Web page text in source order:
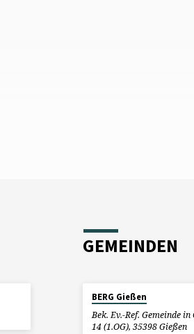
GEMEINDEN
BERG Gießen
Bek. Ev.-Ref. Gemeinde
14 (1.OG), 35398 Gießen